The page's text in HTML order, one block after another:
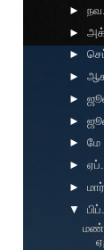
►
►
►
►
►
►
► மே
►
►
▼